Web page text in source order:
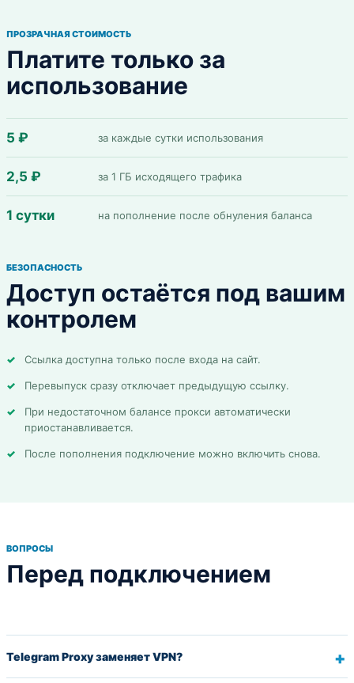
ПРОЗРАЧНАЯ СТОИМОСТЬ
Платите только за
использование
5 ₽ за каждые сутки использования
2,5 ₽ за 1 ГБ исходящего трафика
1 сутки на пополнение после обнуления баланса
БЕЗОПАСНОСТЬ
Доступ остаётся под вашим
контролем
Ссылка доступна только после входа на сайт.
Перевыпуск сразу отключает предыдущую ссылку.
При недостаточном балансе прокси автоматически
приостанавливается.
После пополнения подключение можно включить снова.
ВОПРОСЫ
Перед подключением
Telegram Proxy заменяет VPN?